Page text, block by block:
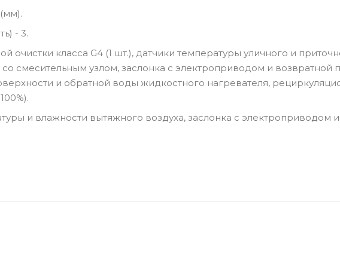
- 3.
очистки класса G4 (1 шт.), датчики температуры уличного и
смесительным узлом, заслонка с электроприводом и возвратной
и обратной воды жидкостного нагревателя,
и влажности вытяжного воздуха, заслонка с электроприводом и